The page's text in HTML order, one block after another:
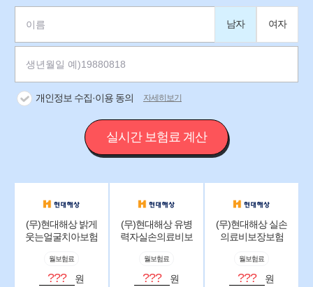
남자 여자
개인정보 수집·이용 동의 자세히보기
실시간 보험료 계산
(무)현대해상 밝게
웃는얼굴치아보험
(Hi2504)
월보험료
??? 원
(무)현대해상 유병
력자실손의료비보
(Hi2605)
월보험료
??? 원
(무)현대해상 실손
의료비보장보험
월보험료
??? 원